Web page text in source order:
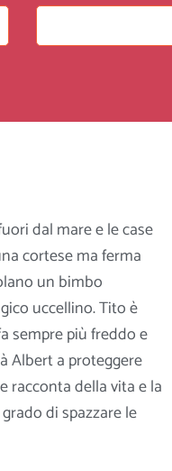
dal mare e le case
cortese ma ferma
un bimbo
uccellino. Tito è
sempre più freddo e
Albert a proteggere
racconta della vita e la
di spazzare le